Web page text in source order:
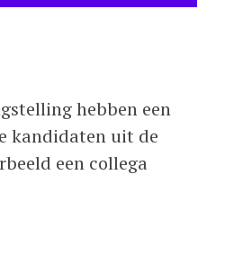
hebben een
kandidaten uit de
een collega